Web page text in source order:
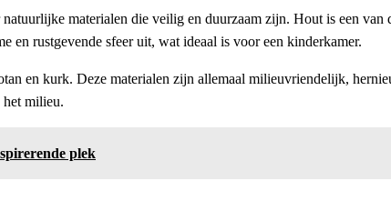
materialen die veilig en duurzaam zijn. Hout is een van
en rustgevende sfeer uit, wat ideaal is voor een kinderkamer.
en kurk. Deze materialen zijn allemaal milieuvriendelijk,
het milieu.
plek